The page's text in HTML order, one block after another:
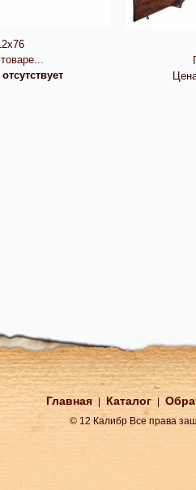
Главная Каталог
© 12 Калибр Все права